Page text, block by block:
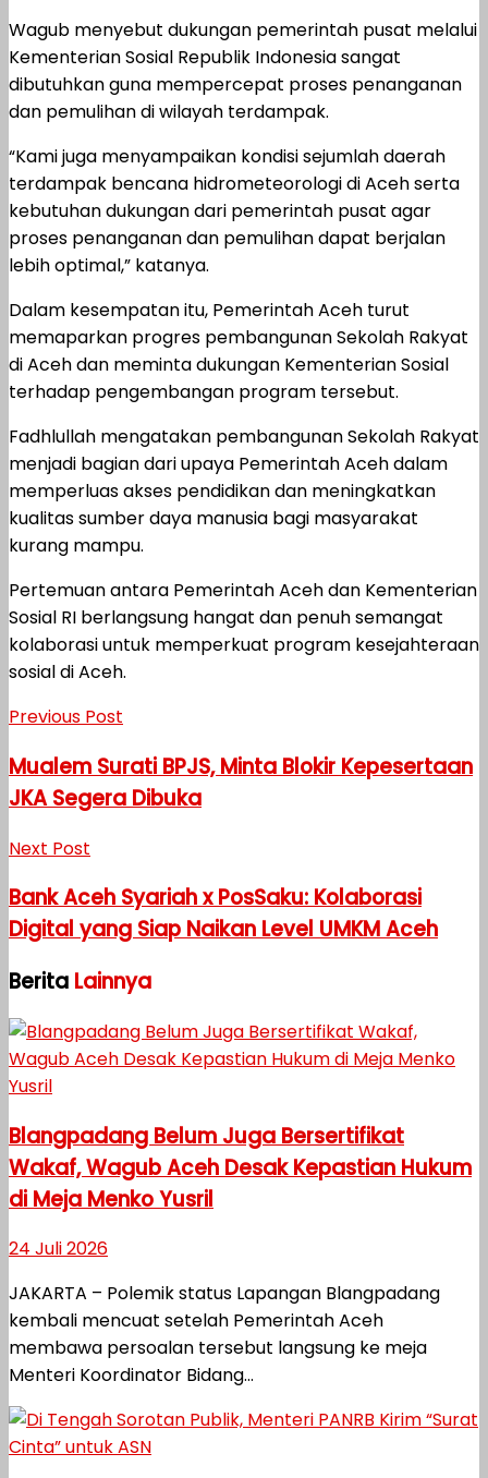
Wagub menyebut dukungan pemerintah pusat melalui
Kementerian Sosial Republik Indonesiasangat
dibutuhkan guna mempercepat proses penanganan
dan pemulihan di wilayah terdampak.
“Kami juga menyampaikan kondisi sejumlah daerah
terdampak bencana hidrometeorologi di Aceh serta
kebutuhan dukungan dari pemerintah pusat agar
proses penanganan dan pemulihan dapat berjalan
lebih optimal,” katanya.
Dalam kesempatan itu, Pemerintah Aceh turut
memaparkan progres pembangunan Sekolah Rakyat
di Aceh dan meminta dukungan Kementerian Sosial
terhadap pengembangan program tersebut.
Fadhlullah mengatakan pembangunan Sekolah Rakyat
menjadi bagian dari upaya Pemerintah Aceh dalam
memperluas akses pendidikan dan meningkatkan
kualitas sumber daya manusia bagi masyarakat
kurang mampu.
Pertemuan antara Pemerintah Aceh dan Kementerian
Sosial RI berlangsung hangat dan penuh semangat
kolaborasi untuk memperkuat program kesejahteraan
sosial di Aceh.
Previous Post
Mualem Surati BPJS, Minta Blokir Kepesertaan
JKA Segera Dibuka
Next Post
Bank Aceh Syariah x PosSaku: Kolaborasi
Digital yang Siap Naikan Level UMKM Aceh
Berita Lainnya
Blangpadang Belum Juga Bersertifikat
Wakaf, Wagub Aceh Desak Kepastian Hukum
di Meja Menko Yusril
24 Juli 2026
JAKARTA – Polemik status Lapangan Blangpadang
kembali mencuat setelah Pemerintah Aceh
membawa persoalan tersebut langsung ke meja
Menteri Koordinator Bidang...